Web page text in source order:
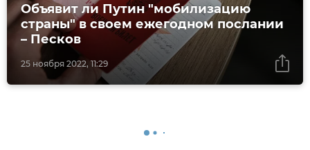
25 ноября 2022, 11:29
Объявит ли Путин "мобилизацию
страны" в своем ежегодном послании
– Песков